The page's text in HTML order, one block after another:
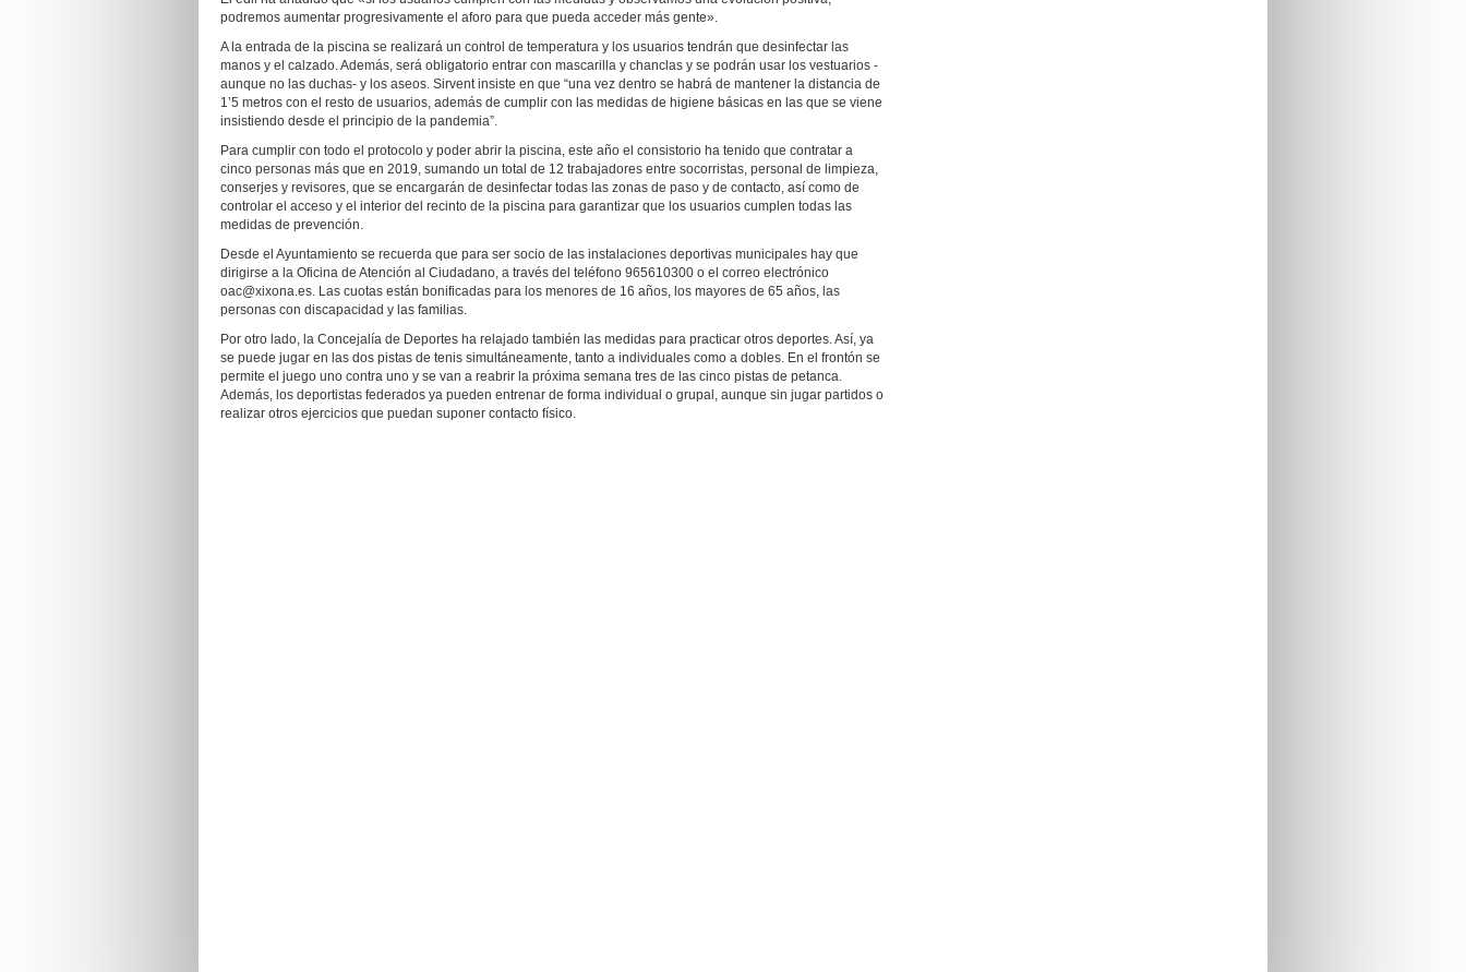
podremos aumentar progresivamente el aforo para que pueda acceder más gente».
A la entrada de la piscina se realizará un control de temperatura y los usuarios tendrán que desinfectar las
manos y el calzado. Además, será obligatorio entrar con mascarilla y chanclas y se podrán usar los vestuarios -
aunque no las duchas- y los aseos. Sirvent insiste en que “una vez dentro se habrá de mantener la distancia de
1’5 metros con el resto de usuarios, además de cumplir con las medidas de higiene básicas en las que se viene
insistiendo desde el principio de la pandemia”.
Para cumplir con todo el protocolo y poder abrir la piscina, este año el consistorio ha tenido que contratar a
cinco personas más que en 2019, sumando un total de 12 trabajadores entre socorristas, personal de limpieza,
conserjes y revisores, que se encargarán de desinfectar todas las zonas de paso y de contacto, así como de
controlar el acceso y el interior del recinto de la piscina para garantizar que los usuarios cumplen todas las
medidas de prevención.
Desde el Ayuntamiento se recuerda que para ser socio de las instalaciones deportivas municipales hay que
dirigirse a la Oficina de Atención al Ciudadano, a través del teléfono 965610300 o el correo electrónico
oac@xixona.es. Las cuotas están bonificadas para los menores de 16 años, los mayores de 65 años, las
personas con discapacidad y las familias.
Por otro lado, la Concejalía de Deportes ha relajado también las medidas para practicar otros deportes. Así, ya
se puede jugar en las dos pistas de tenis simultáneamente, tanto a individuales como a dobles. En el frontón se
permite el juego uno contra uno y se van a reabrir la próxima semana tres de las cinco pistas de petanca.
Además, los deportistas federados ya pueden entrenar de forma individual o grupal, aunque sin jugar partidos o
realizar otros ejercicios que puedan suponer contacto físico.